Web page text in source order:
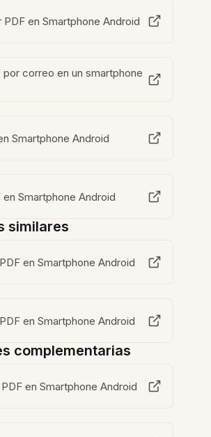
PDF en Smartphone Android
por correo en un smartphone
Smartphone Android
en Smartphone Android
similares
en Smartphone Android
en Smartphone Android
complementarias
en Smartphone Android